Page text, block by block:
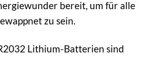
bereit, um für alle
zu sein.
Lithium-Batterien sind